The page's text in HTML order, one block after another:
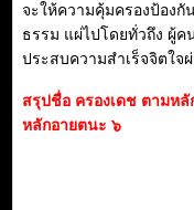
จะให้ความคุ้มครองป้องกั
ธรรม แผ่ไปโดยทั่วถึง ผู้ค
ประสบความสำเร็จจิตใจ
สรุปชื่อ ครองเดช ตามห
หลักอายตนะ ๖